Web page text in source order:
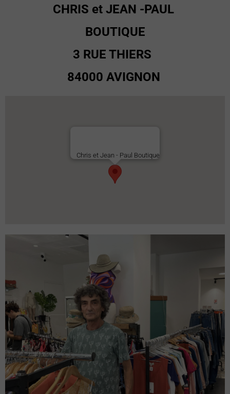
CHRIS et JEAN -PAUL
BOUTIQUE
3 RUE THIERS
84000 AVIGNON
Chris et Jean - Paul Boutique